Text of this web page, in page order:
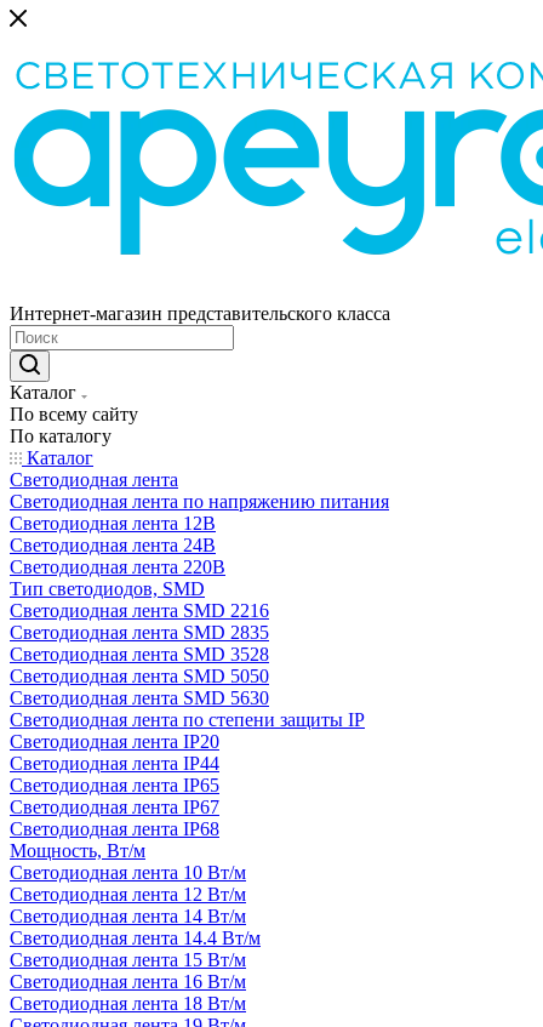
Интернет-магазин представительского класса
Каталог
По всему сайту
По каталогу
Каталог
Светодиодная лента
Светодиодная лента по напряжению питания
Светодиодная лента 12В
Светодиодная лента 24В
Светодиодная лента 220В
Тип светодиодов, SMD
Cветодиодная лента SMD 2216
Светодиодная лента SMD 2835
Светодиодная лента SMD 3528
Светодиодная лента SMD 5050
Светодиодная лента SMD 5630
Светодиодная лента по степени защиты IP
Светодиодная лента IP20
Светодиодная лента IP44
Светодиодная лента IP65
Светодиодная лента IP67
Светодиодная лента IP68
Мощность, Вт/м
Светодиодная лента 10 Вт/м
Светодиодная лента 12 Вт/м
Светодиодная лента 14 Вт/м
Светодиодная лента 14.4 Вт/м
Светодиодная лента 15 Вт/м
Светодиодная лента 16 Вт/м
Светодиодная лента 18 Вт/м